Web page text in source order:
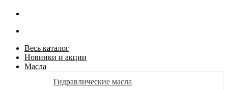
Весь каталог
Новинки и акции
Масла
Гидравлические масла